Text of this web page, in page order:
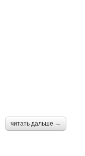
читать дальше →